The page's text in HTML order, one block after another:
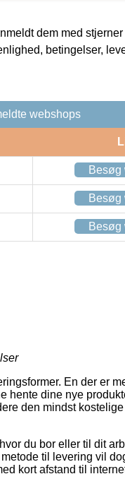
dem med
betingelser,
webshops
Besøg
Besøg
Besøg
En der er
hente dine nye
den mindst
du bor eller til dit
til levering vil
kort afstand til